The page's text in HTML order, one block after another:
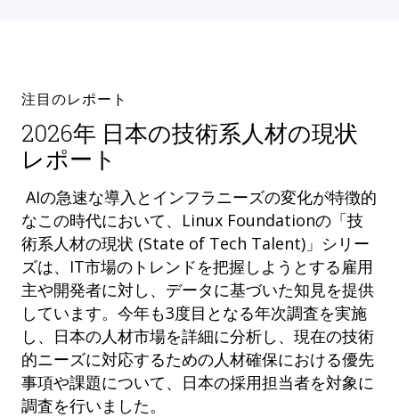
注目のレポート
2026年 日本の技術系人材の現状
レポート
AIの急速な導入とインフラニーズの変化が特徴的
なこの時代において、Linux Foundationの「技
術系人材の現状 (State of Tech Talent)」シリー
ズは、IT市場のトレンドを把握しようとする雇用
主や開発者に対し、データに基づいた知見を提供
しています。今年も3度目となる年次調査を実施
し、日本の人材市場を詳細に分析し、現在の技術
的ニーズに対応するための人材確保における優先
事項や課題について、日本の採用担当者を対象に
調査を行いました。